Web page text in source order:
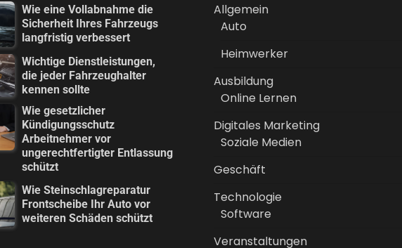
Wie eine Vollabnahme die
Sicherheit Ihres Fahrzeugs
langfristig verbessert
Wichtige Dienstleistungen,
die jeder Fahrzeughalter
kennen sollte
Wie gesetzlicher
Kündigungsschutz
Arbeitnehmer vor
ungerechtfertigter Entlassung
schützt
Wie Steinschlagreparatur
Frontscheibe Ihr Auto vor
weiteren Schäden schützt
Allgemein
Auto
Heimwerker
Ausbildung
Online Lernen
Digitales Marketing
Soziale Medien
Geschäft
Technologie
Software
Veranstaltungen